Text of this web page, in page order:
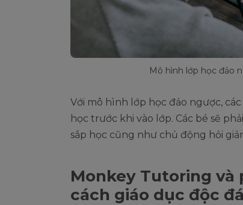
Mô hình lớp học đảo
Với mô hình lớp học đảo ngược,
học trước khi vào lớp. Các bé sẽ
sắp học cũng như chủ động hỏi
Monkey Tutoring và
cách giáo dục độc